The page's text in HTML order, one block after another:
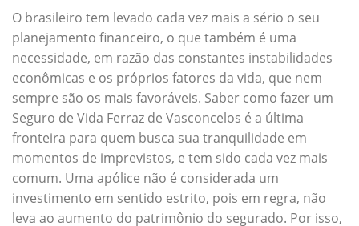
O brasileiro tem levado cada vez mais a sério o seu
planejamento financeiro, o que também é uma
necessidade, em razão das constantes instabilidades
econômicas e os próprios fatores da vida, que nem
sempre são os mais favoráveis. Saber como fazer um
Seguro de Vida Ferraz de Vasconcelos é a última
fronteira para quem busca sua tranquilidade em
momentos de imprevistos, e tem sido cada vez mais
comum. Uma apólice não é considerada um
investimento em sentido estrito, pois em regra, não
leva ao aumento do patrimônio do segurado. Por isso,